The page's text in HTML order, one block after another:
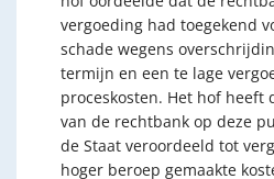
vergoeding had toegekend
schade wegens
termijn en een te lage
proceskosten. Het hof heeft
van de rechtbank op deze
de Staat veroordeeld tot
hoger beroep gemaakte